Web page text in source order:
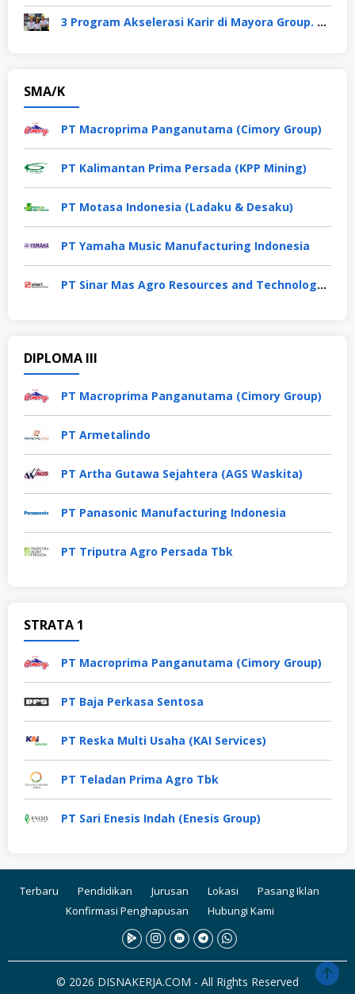
3 Program Akselerasi Karir di Mayora Group. Apa Saja? Berikut Penjelasannya
SMA/K
PT Macroprima Panganutama (Cimory Group)
PT Kalimantan Prima Persada (KPP Mining)
PT Motasa Indonesia (Ladaku & Desaku)
PT Yamaha Music Manufacturing Indonesia
PT Sinar Mas Agro Resources and Technology Tbk
DIPLOMA III
PT Macroprima Panganutama (Cimory Group)
PT Armetalindo
PT Artha Gutawa Sejahtera (AGS Waskita)
PT Panasonic Manufacturing Indonesia
PT Triputra Agro Persada Tbk
STRATA 1
PT Macroprima Panganutama (Cimory Group)
PT Baja Perkasa Sentosa
PT Reska Multi Usaha (KAI Services)
PT Teladan Prima Agro Tbk
PT Sari Enesis Indah (Enesis Group)
Terbaru Pendidikan Jurusan Lokasi
Pasang Iklan
Konfirmasi Penghapusan
Hubungi Kami
© 2026 DISNAKERJA.COM - All Rights Reserved